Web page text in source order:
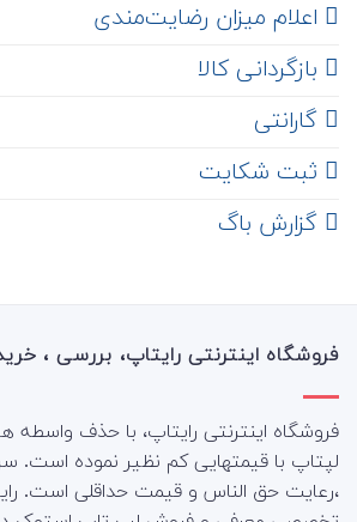
اعلام میزان رضایت‌مندی
‌ بازگردانی کالا
گارانتی
ثبت شکایت
‌ گزارش باگ
فروشگاه اینترنتی رایتاپ، بررسی ،
فروشگاه اینترنتی رایتاپ، با حذف واسطه
لپتاپ با قیمتهایی کم نظیر نموده است.
،رعایت حق الناس و قیمت حداقلی است.